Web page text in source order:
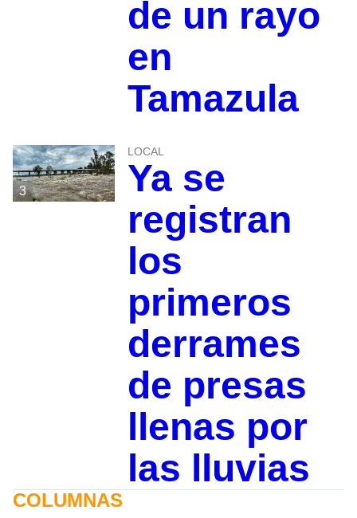
de un rayo
en
Tamazula
3
LOCAL
Ya se
registran
los
primeros
derrames
de presas
llenas por
las lluvias
COLUMNAS